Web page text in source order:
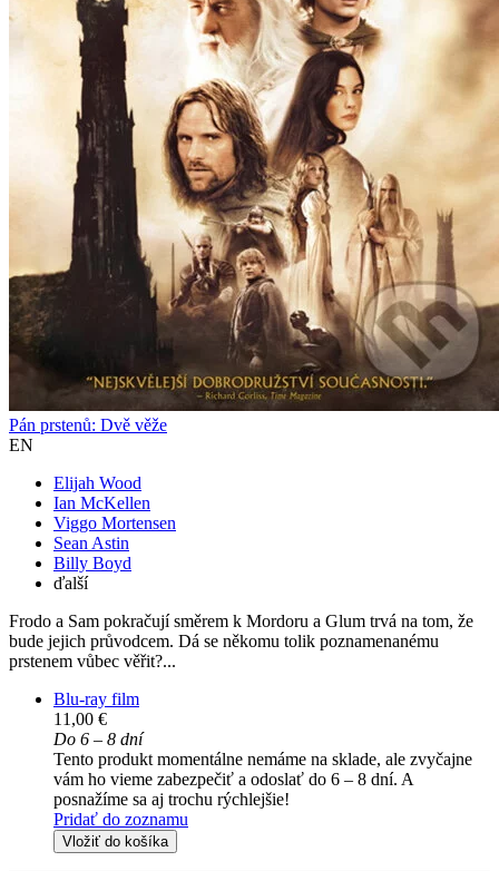
Pán prstenů: Dvě věže
EN
Elijah Wood
Ian McKellen
Viggo Mortensen
Sean Astin
Billy Boyd
ďalší
Frodo a Sam pokračují směrem k Mordoru a Glum trvá na tom, že
bude jejich průvodcem. Dá se někomu tolik poznamenanému
prstenem vůbec věřit?...
Blu-ray film
11,00 €
Do 6 – 8 dní
Tento produkt momentálne nemáme na sklade, ale zvyčajne
vám ho vieme zabezpečiť a odoslať do 6 – 8 dní. A
posnažíme sa aj trochu rýchlejšie!
Pridať do zoznamu
Vložiť do košíka